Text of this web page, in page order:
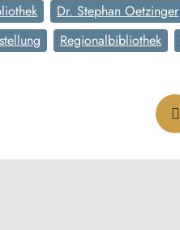
Dr. Stephan Oetzinger
Regionalbibliothek